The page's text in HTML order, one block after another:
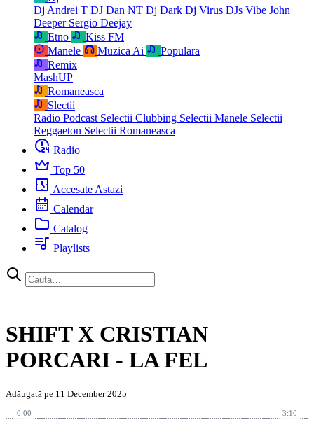
Dj Andrei T DJ Dan NT Dj Dark Dj Virus DJs Vibe John
Deeper Sergio Deejay
Etno
Kiss FM
Manele
Muzica Ai
Populara
Remix
MashUP
Romaneasca
Slectii
Radio Podcast Selectii Clubbing Selectii Manele Selectii
Reggaeton Selectii Romaneasca
Radio
Top 50
Accesate Astazi
Calendar
Catalog
Playlists
SHIFT X CRISTIAN
PORCARI - LA FEL
Adăugată pe 11 December 2025
0:00 3:10